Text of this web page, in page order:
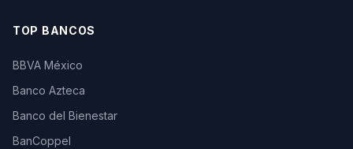
TOP BANCOS
BBVA México
Banco Azteca
Banco del Bienestar
BanCoppel